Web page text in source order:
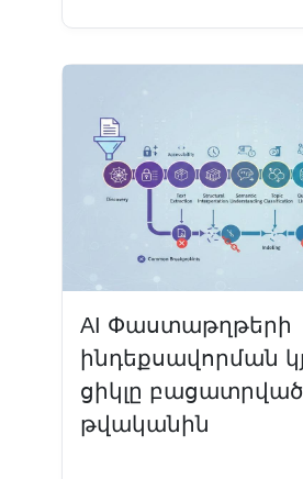
AI Փաստաթղթերի
ինդեքսավորման
ցիկլը բացատրված
թվականին